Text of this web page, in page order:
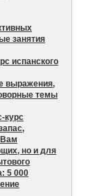
занятия
испанского
выражения,
темы
курс
Вам
но и для
5 000